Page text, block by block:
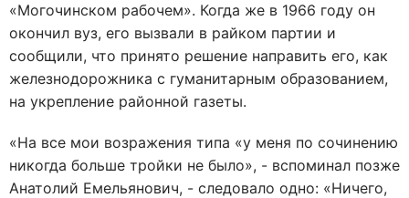
«Могочинском рабочем». Когда же в 1966 году он
окончил вуз, его вызвали в райком партии и
сообщили, что принято решение направить его, как
железнодорожника с гуманитарным образованием,
на укрепление районной газеты.
«На все мои возражения типа «у меня по сочинению
никогда больше тройки не было», - вспоминал позже
Анатолий Емельянович, - следовало одно: «Ничего,